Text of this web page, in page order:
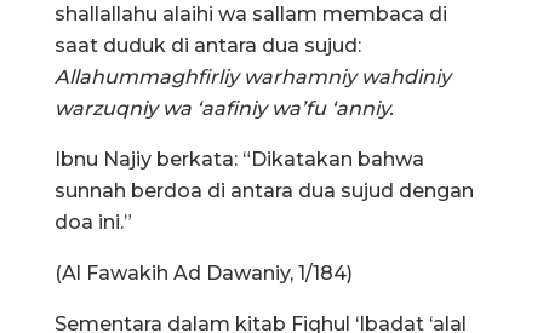
shallallahu alaihi wa sallam membaca di
saat duduk di antara dua sujud:
Allahummaghfirliy warhamniy wahdiniy
warzuqniy wa ‘aafiniy wa’fu ‘anniy.
Ibnu Najiy berkata: “Dikatakan bahwa
sunnah berdoa di antara dua sujud dengan
doa ini.”
(Al Fawakih Ad Dawaniy, 1/184)
Sementara dalam kitab Fiqhul ‘Ibadat ‘alal